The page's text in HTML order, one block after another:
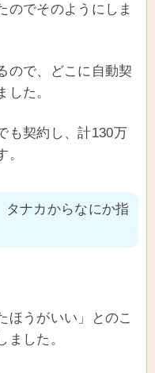
のでそのようにしま
ので、どこに自動契
た。
も契約し、計130万
ナカからなにか指
ほうがいい」とのこ
ました。